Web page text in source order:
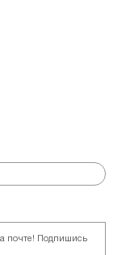
почте! Подпишись